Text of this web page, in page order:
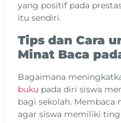
yang positif pada
itu sendiri.
Tips dan Cara
Minat Baca
Bagaimana
buku pada diri siswa
bagi sekolah. Membaca
agar siswa memiliki